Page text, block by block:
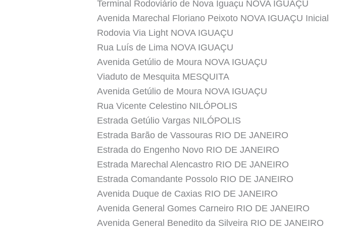
Terminal Rodoviário de Nova Iguaçu NOVA IGUAÇU
Avenida Marechal Floriano Peixoto NOVA IGUAÇU Inicial
Rodovia Via Light NOVA IGUAÇU
Rua Luís de Lima NOVA IGUAÇU
Avenida Getúlio de Moura NOVA IGUAÇU
Viaduto de Mesquita MESQUITA
Avenida Getúlio de Moura NOVA IGUAÇU
Rua Vicente Celestino NILÓPOLIS
Estrada Getúlio Vargas NILÓPOLIS
Estrada Barão de Vassouras RIO DE JANEIRO
Estrada do Engenho Novo RIO DE JANEIRO
Estrada Marechal Alencastro RIO DE JANEIRO
Estrada Comandante Possolo RIO DE JANEIRO
Avenida Duque de Caxias RIO DE JANEIRO
Avenida General Gomes Carneiro RIO DE JANEIRO
Avenida General Benedito da Silveira RIO DE JANEIRO